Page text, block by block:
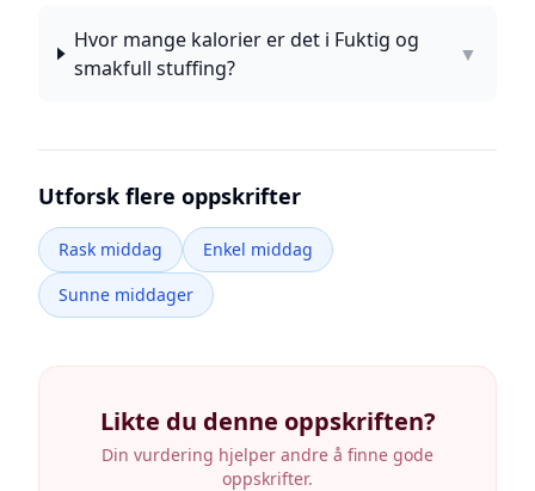
Hvor mange kalorier er det i Fuktig og
smakfull stuffing?
▼
Utforsk flere oppskrifter
Rask middag
Enkel middag
Sunne middager
Likte du denne oppskriften?
Din vurdering hjelper andre å finne gode
oppskrifter.